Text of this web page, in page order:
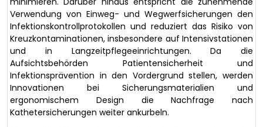
Verwendung von Einweg- und Wegwerfsicherungen den
Infektionskontrollprotokollen und reduziert das Risiko von
Kreuzkontaminationen, insbesondere auf Intensivstationen
und in Langzeitpflegeeinrichtungen. Da die
Aufsichtsbehörden Patientensicherheit und
Infektionsprävention in den Vordergrund stellen, werden
Innovationen bei Sicherungsmaterialien und
ergonomischem Design die Nachfrage nach
Kathetersicherungen weiter ankurbeln.